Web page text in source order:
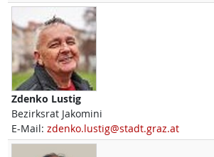
Zdenko Lustig
Bezirksrat Jakomini
E-Mail: zdenko.lustig@stadt.graz.at